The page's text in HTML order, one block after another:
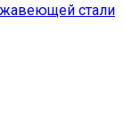
стали